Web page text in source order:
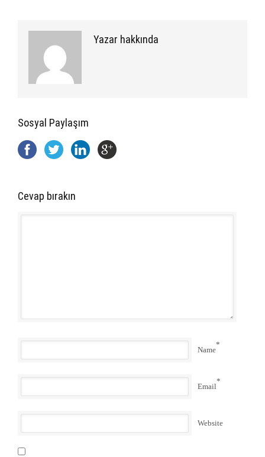
Yazar hakkında
Sosyal Paylaşım
Cevap bırakın
Name
*
Email
*
Website